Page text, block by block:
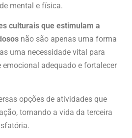
mental e física.
culturais que estimulam a
não são apenas uma forma
uma necessidade vital para
emocional adequado e fortalecer
opções de atividades que
tornando a vida da terceira